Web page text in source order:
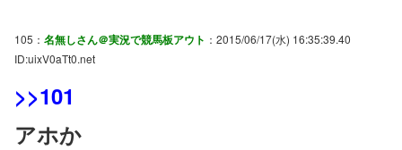
105： 名無しさん＠実況で競馬板アウト ：2015/06/17(水) 16:35:39.40
ID:uixV0aTt0.net
>>101
アホか